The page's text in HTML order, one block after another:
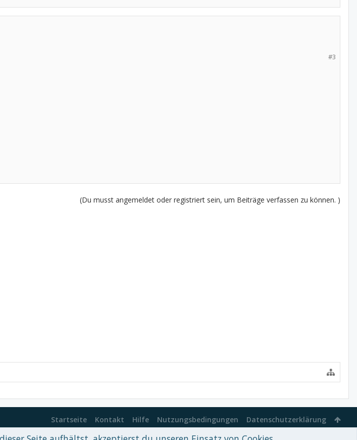
#3
(Du musst angemeldet oder registriert sein, um Beiträge verfassen zu können. )
Startseite Kontakt Hilfe Nutzungsbedingungen Datenschutzerklärung